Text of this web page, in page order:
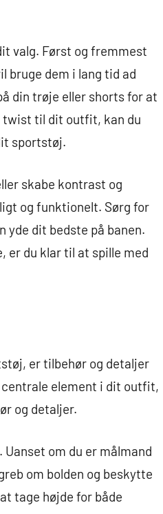
valg. Først og fremmest
bruge dem i lang tid ad
din trøje eller shorts for at
twist til dit outfit, kan du
sportstøj.
skabe kontrast og
og funktionelt. Sørg for
yde dit bedste på banen.
er du klar til at spille med
er tilbehør og detaljer
element i dit outfit,
og detaljer.
om du er målmand
om bolden og beskytte
tage højde for både